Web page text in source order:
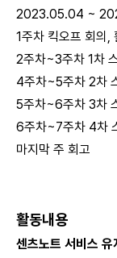
2023.05.04 ~
1주차 킥오프 회의,
2주차~3주차 1차
4주차~5주차 2차
5주차~6주차 3차
6주차~7주차 4차
마지막 주 회고
활동내용
센츠노트 서비스 유